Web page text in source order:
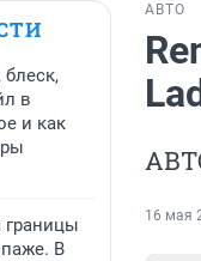
в
и как
границы
В
АВТО
16 мая